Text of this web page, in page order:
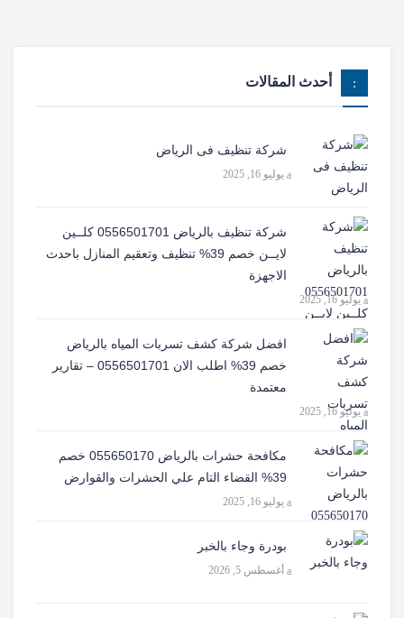
أحدث المقالات
شركة تنظيف فى الرياض
يوليو 16, 2025
شركة تنظيف بالرياض 0556501701 كلــين
لايــن خصم 39% تنظيف وتعقيم المنازل باحدث
الاجهزة
يوليو 16, 2025
افضل شركة كشف تسربات المياه بالرياض
خصم 39% اطلب الان 0556501701‬‏ – تقارير
معتمدة
يوليو 16, 2025
مكافحة حشرات بالرياض 055650170 خصم
39% القضاء التام علي الحشرات والقوارض
يوليو 16, 2025
بودرة وجاء بالخبر
أغسطس 5, 2026